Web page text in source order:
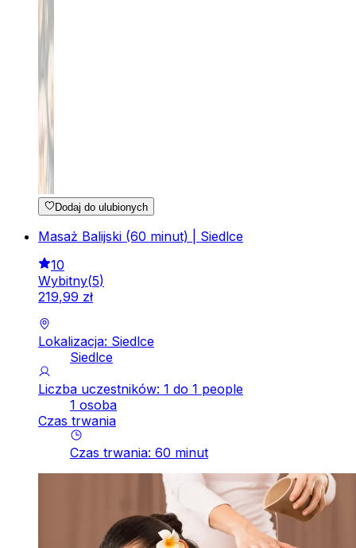
Dodaj do ulubionych
Masaż Balijski (60 minut) | Siedlce
10
Wybitny(5)
219,99 zł
Lokalizacja: Siedlce
Siedlce
Liczba uczestników: 1 do 1 people
1 osoba
Czas trwania
Czas trwania: 60 minut